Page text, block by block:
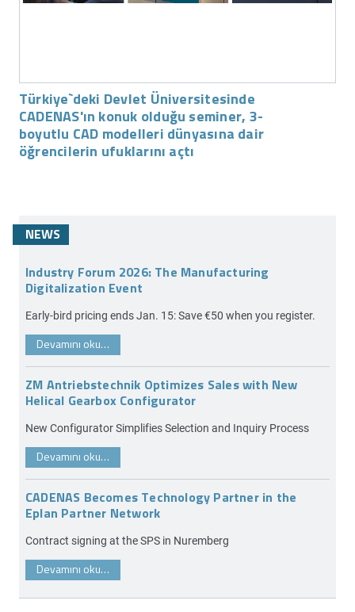
Türkiye`deki Devlet Üniversitesinde
CADENAS'ın konuk olduğu seminer, 3-
boyutlu CAD modelleri dünyasına dair
öğrencilerin ufuklarını açtı
NEWS
Industry Forum 2026: The Manufacturing
Digitalization Event
Early-bird pricing ends Jan. 15: Save €50 when you register.
Devamını oku…
ZM Antriebstechnik Optimizes Sales with New
Helical Gearbox Configurator
New Configurator Simplifies Selection and Inquiry Process
Devamını oku…
CADENAS Becomes Technology Partner in the
Eplan Partner Network
Contract signing at the SPS in Nuremberg
Devamını oku…